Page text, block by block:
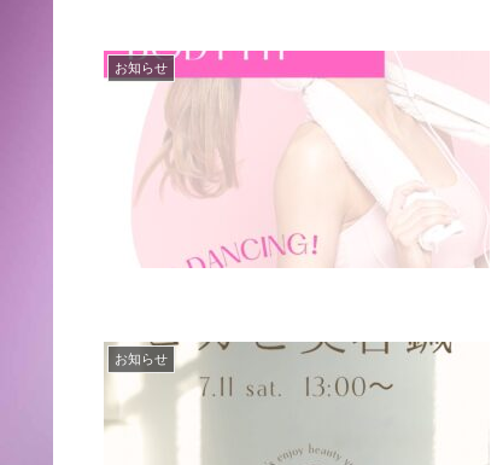
お知らせ
お知らせ